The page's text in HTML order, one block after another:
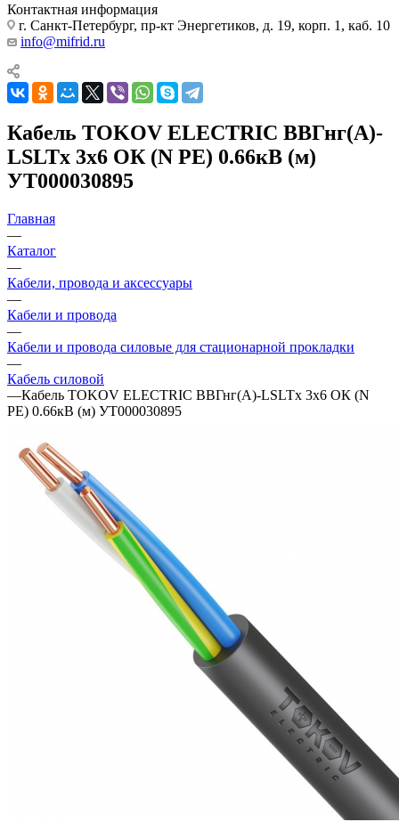
Контактная информация
г. Санкт-Петербург, пр-кт Энергетиков, д. 19, корп. 1, каб. 10
info@mifrid.ru
Кабель TOKOV ELECTRIC ВВГнг(А)-
LSLTx 3х6 ОК (N PE) 0.66кВ (м)
УТ000030895
Главная
—
Каталог
—
Кабели, провода и аксессуары
—
Кабели и провода
—
Кабели и провода силовые для стационарной прокладки
—
Кабель силовой
—Кабель TOKOV ELECTRIC ВВГнг(А)-LSLTx 3х6 ОК (N
PE) 0.66кВ (м) УТ000030895